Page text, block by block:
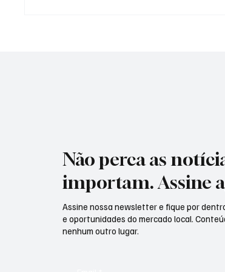
Não perca as
importam. Assine
Assine nossa newsletter e fique por
e oportunidades do mercado local.
nenhum outro lugar.